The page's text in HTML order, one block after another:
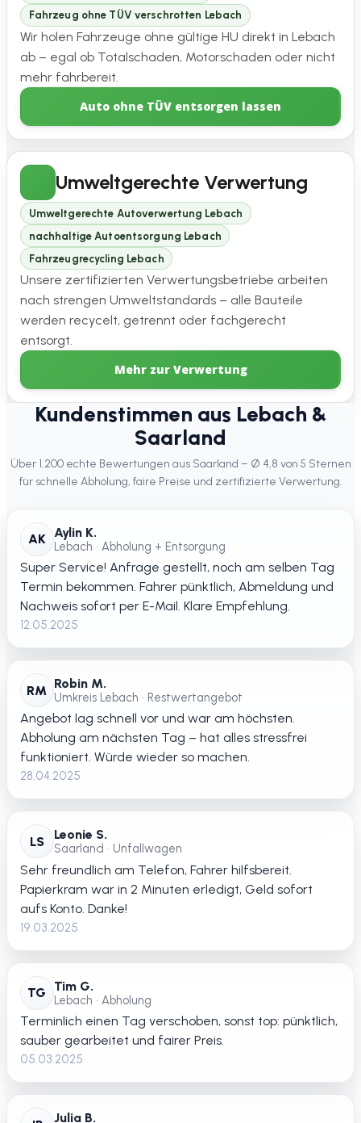
Fahrzeug ohne TÜV verschrotten Lebach
Wir holen Fahrzeuge ohne gültige HU direkt in Lebach
ab – egal ob Totalschaden, Motorschaden oder nicht
mehr fahrbereit.
Auto ohne TÜV entsorgen lassen
Umweltgerechte Verwertung
Umweltgerechte Autoverwertung Lebach
nachhaltige Autoentsorgung Lebach
Fahrzeugrecycling Lebach
Unsere zertifizierten Verwertungsbetriebe arbeiten
nach strengen Umweltstandards – alle Bauteile
werden recycelt, getrennt oder fachgerecht
entsorgt.
Mehr zur Verwertung
Kundenstimmen aus Lebach &
Saarland
Über 1.200 echte Bewertungen aus Saarland – Ø 4,8 von 5 Sternen
für schnelle Abholung, faire Preise und zertifizierte Verwertung.
AK Aylin K.
Lebach • Abholung + Entsorgung
Super Service! Anfrage gestellt, noch am selben Tag
Termin bekommen. Fahrer pünktlich, Abmeldung und
Nachweis sofort per E-Mail. Klare Empfehlung.
12.05.2025
RM Robin M.
Umkreis Lebach • Restwertangebot
Angebot lag schnell vor und war am höchsten.
Abholung am nächsten Tag – hat alles stressfrei
funktioniert. Würde wieder so machen.
28.04.2025
LS Leonie S.
Saarland • Unfallwagen
Sehr freundlich am Telefon, Fahrer hilfsbereit.
Papierkram war in 2 Minuten erledigt, Geld sofort
aufs Konto. Danke!
19.03.2025
TG Tim G.
Lebach • Abholung
Terminlich einen Tag verschoben, sonst top: pünktlich,
sauber gearbeitet und fairer Preis.
05.03.2025
Julia B.